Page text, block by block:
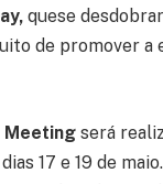
quese
de promover a
Meeting será
17 e 19 de